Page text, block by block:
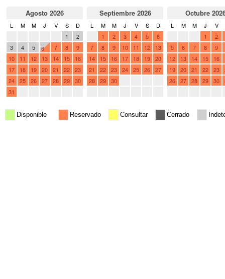
Agosto 2026
L M M J V S
D
1
2
3
4 5 6 7 8
9
10
11 12 13 14 15
16
17
18 19 20 21 22
23
24
25 26 27 28 29
30
31
Septiembre 2026
L M M J V S
D
1 2 3 4 5
6
7
8 9 10 11 12
13
14
15 16 17 18 19
20
21
22 23 24 25 26
27
28
29 30
Octubre
L M M J
V
1
2
5
6 7 8 9
12
13 14 15 16
19
20 21 22 23
26
27 28 29 30
Disponible Reservado Consultar Cerrado